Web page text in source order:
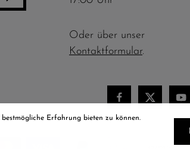
Oder über unser
Kontaktformular.
bestmögliche Erfahrung bieten zu können.